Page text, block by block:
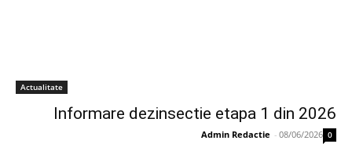
Actualitate
Informare dezinsectie etapa 1 din 2026
Admin Redactie - 08/06/2026 0